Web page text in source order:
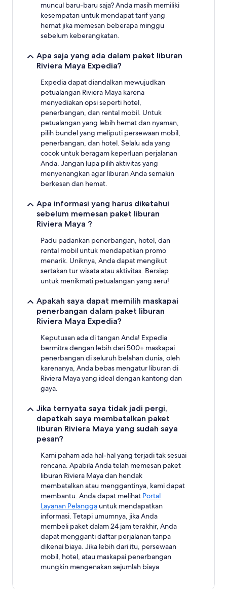
muncul baru-baru saja? Anda masih memiliki
kesempatan untuk mendapat tarif yang
hemat jika memesan beberapa minggu
sebelum keberangkatan.
Apa saja yang ada dalam paket liburan
Riviera Maya Expedia?
Expedia dapat diandalkan mewujudkan
petualangan Riviera Maya karena
menyediakan opsi seperti hotel,
penerbangan, dan rental mobil. Untuk
petualangan yang lebih hemat dan nyaman,
pilih bundel yang meliputi persewaan mobil,
penerbangan, dan hotel. Selalu ada yang
cocok untuk beragam keperluan perjalanan
Anda. Jangan lupa pilih aktivitas yang
menyenangkan agar liburan Anda semakin
berkesan dan hemat.
Apa informasi yang harus diketahui
sebelum memesan paket liburan
Riviera Maya ?
Padu padankan penerbangan, hotel, dan
rental mobil untuk mendapatkan promo
menarik. Uniknya, Anda dapat mengikut
sertakan tur wisata atau aktivitas. Bersiap
untuk menikmati petualangan yang seru!
Apakah saya dapat memilih maskapai
penerbangan dalam paket liburan
Riviera Maya Expedia?
Keputusan ada di tangan Anda! Expedia
bermitra dengan lebih dari 500+ maskapai
penerbangan di seluruh belahan dunia, oleh
karenanya, Anda bebas mengatur liburan di
Riviera Maya yang ideal dengan kantong dan
gaya.
Jika ternyata saya tidak jadi pergi,
dapatkah saya membatalkan paket
liburan Riviera Maya yang sudah saya
pesan?
Kami paham ada hal-hal yang terjadi tak sesuai
rencana. Apabila Anda telah memesan paket
liburan Riviera Maya dan hendak
membatalkan atau menggantinya, kami dapat
membantu. Anda dapat melihat Portal
Layanan Pelangga untuk mendapatkan
informasi. Tetapi umumnya, jika Anda
membeli paket dalam 24 jam terakhir, Anda
dapat mengganti daftar perjalanan tanpa
dikenai biaya. Jika lebih dari itu, persewaan
mobil, hotel, atau maskapai penerbangan
mungkin mengenakan sejumlah biaya.